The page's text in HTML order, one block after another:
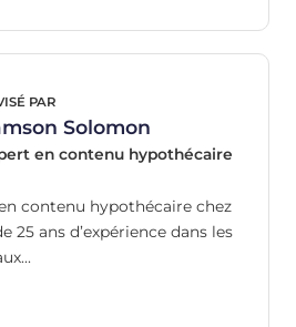
PAR
Solomon
en contenu hypothécaire
contenu hypothécaire chez
25 ans d’expérience dans les